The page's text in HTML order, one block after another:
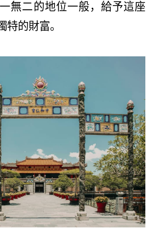
無二的地位一般，給予這座
特的財富。